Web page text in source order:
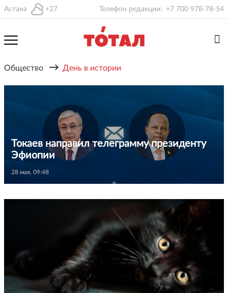
Астана +27 Телефон редакции: +7 700 978-78-54
Общество → День в истории
Токаев направил телеграмму президенту
Эфиопии
28 мая, 09:48